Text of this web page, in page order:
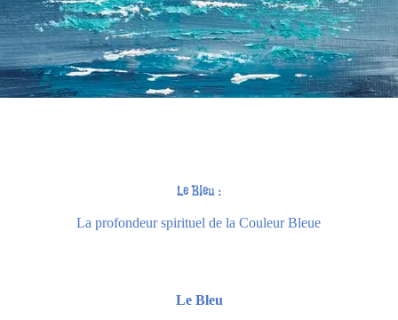
Le Bleu :
La profondeur spirituel de la Couleur Bleue
Le Bleu